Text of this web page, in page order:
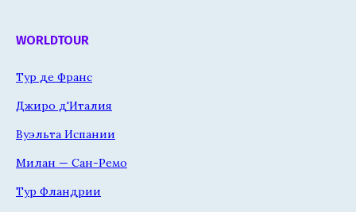
WORLDTOUR
Тур де Франс
Джиро д'Италия
Вуэльта Испании
Милан — Сан-Ремо
Тур Фландрии